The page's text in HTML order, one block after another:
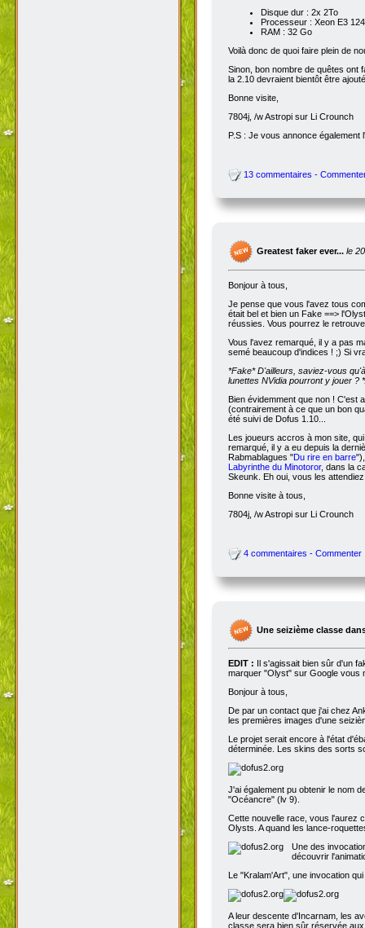
Disque dur : 2x 2To
Processeur : Xeon E3
RAM : 32 Go
Voilà donc de quoi faire plein de
Sinon, bon nombre de quêtes ont
la 2.10 devraient bientôt être
Bonne visite,
7804j, /w Astropi sur Li Crounch
P.S : Je vous annonce
13 commentaires -
Greatest faker ever... le
Bonjour à tous,
Je pense que vous l'avez tous
était bel et bien un Fake ==>
réussies. Vous pourrez le
Vous l'avez remarqué, il y a pas
semé beaucoup d'indices ! ;) Si
*Fake*D'ailleurs, saviez-vous
lunettes NVidia pourront y jouer ?
Bien évidemment que non ! C'est
(contrairement à ce que un bon
été suivi de Dofus 1.10...
Les joueurs accros à mon site,
remarqué, il y a eu depuis la
Rabmablagues "Du rire en barre
Labyrinthe du Minotoror, dans la
Skeunk. Eh oui, vous les
Bonne visite à tous,
7804j, /w Astropi sur Li Crounch
4 commentaires - Commenter
Une seizième classe
EDIT : Il s'agissait bien sûr d'un
marquer "Olyst" sur Google vous
Bonjour à tous,
De par un contact que j'ai chez
les premières images d'une
Le projet serait encore à l'état
déterminée. Les skins des sorts
J'ai également pu obtenir le nom
"Océancre" (lv 9).
Cette nouvelle race, vous l'aurez
Olysts. A quand les lance-
Une des
découvrir
Le "Kralam'Art", une invocation
A leur descente d'Incarnam, les
classe sera bien sûr réservée